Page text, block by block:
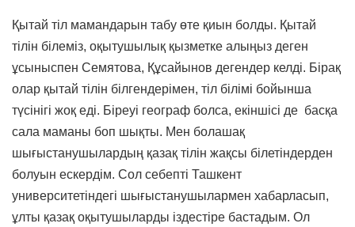
Қытай тіл мамандарын табу өте қиын болды. Қытай
тілін білеміз, оқытушылық қызметке алыңыз деген
ұсыныспен Семятова, Құсайынов дегендер келді. Бірақ
олар қытай тілін білгендерімен, тіл білімі бойынша
түсінігі жоқ еді. Біреуі географ болса, екіншісі де басқа
сала маманы боп шықты. Мен болашақ
шығыстанушылардың қазақ тілін жақсы білетіндерден
болуын ескердім. Сол себепті Ташкент
университетіндегі шығыстанушылармен хабарласып,
ұлты қазақ оқытушыларды іздестіре бастадым. Ол